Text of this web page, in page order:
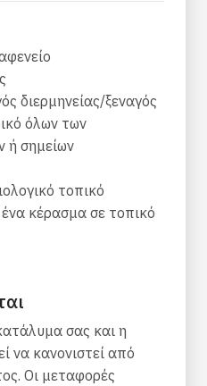
από τους
παραγωγής.
με μια τοπική
καφενείο.
στο ποτάμι θα σας
μονοπάτια
για όλες τις
λασπωμένα
Ποταμιάς
διερμηνείας/ξεναγός
όλων των
ή σημείων
τοπικό
κέρασμα σε τοπικό
σας και η
να κανονιστεί από
Οι μεταφορές